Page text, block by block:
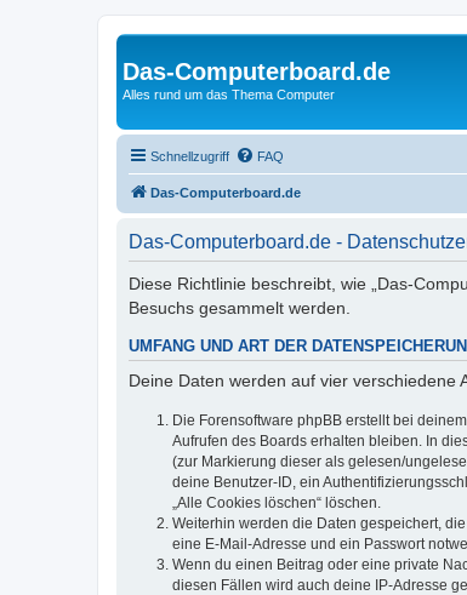
Das-Computerboard.de
Alles rund um das Thema Computer
Schnellzugriff FAQ
Das-Computerboard.de
Das-Computerboard.de -
Diese Richtlinie beschreibt, wie „Das-
Besuchs gesammelt werden.
UMFANG UND ART DER
Deine Daten werden auf vier verschiedene
Die Forensoftware phpBB erstellt bei
Aufrufen des Boards erhalten bleiben. In
(zur Markierung dieser als gelesen/
deine Benutzer-ID, ein
„Alle Cookies löschen“ löschen.
Weiterhin werden die Daten gespeichert,
eine E-Mail-Adresse und ein Passwort
Wenn du einen Beitrag oder eine private
diesen Fällen wird auch deine IP-Adresse